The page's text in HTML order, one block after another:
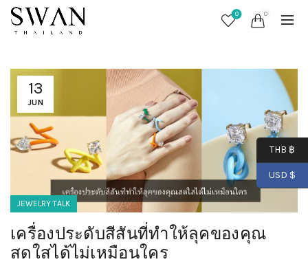
0 0
13
JUN
JEWELRY TALK
เครื่องประดับสีสันที่ทำให้ลุคของคุณ
สดใสได้ไม่เหมือนใคร
THB ฿
USD $